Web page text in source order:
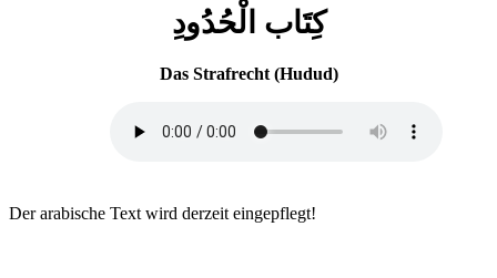
كِتَاب الْحُدُودِ
Das Strafrecht (Hudud)
Der arabische Text wird derzeit eingepflegt!